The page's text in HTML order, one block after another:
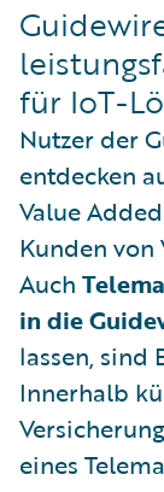
für IoT-
Nutzer der
entdecken
Value
Kunden von
Auch
in die
lassen, sind
Innerhalb
eines